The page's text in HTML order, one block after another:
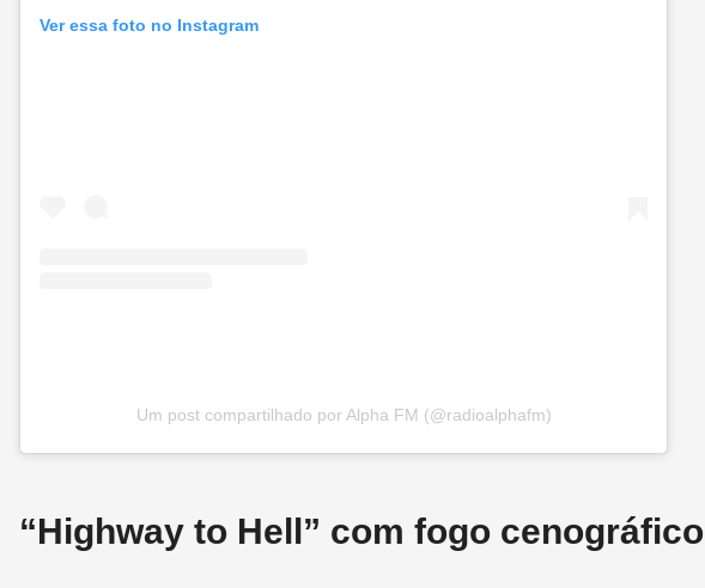
Ver essa foto no Instagram
Um post compartilhado por Alpha FM (@radioalphafm)
“Highway to Hell” com fogo cenográfico